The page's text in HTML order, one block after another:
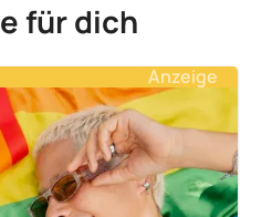
für dich
Anzeige